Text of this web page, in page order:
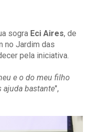
sogra Eci Aires, de
no Jardim das
pela iniciativa.
e o do meu filho
ajuda bastante",